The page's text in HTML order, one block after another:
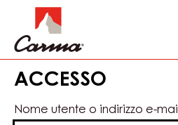
to
main
content
ACCESSO
Nome utente o indirizzo e-mail